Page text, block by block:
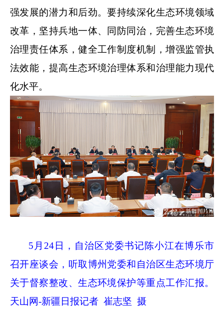
强发展的潜力和后劲。要持续深化生态环境领域
改革，坚持兵地一体、同防同治，完善生态环境
治理责任体系，健全工作制度机制，增强监管执
法效能，提高生态环境治理体系和治理能力现代
化水平。
5 月24 日，自治区党委书记陈小江在博乐市
召开座谈会，听取博州党委和自治区生态环境厅
关于督察整改、生态环境保护等重点工作汇报。
天山网-新疆日报记者 崔志坚 摄